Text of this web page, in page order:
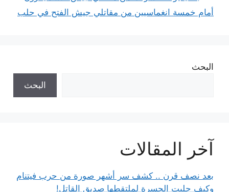
أمام خمسة انغماسيين من مقاتلي جيش الفتح في حلب
البحث
البحث
آخر المقالات
بعد نصف قرن .. كشف سر أشهر صورة من حرب فيتنام
وكيف جلبت الحسرة لملتقطها صديق القاتل!